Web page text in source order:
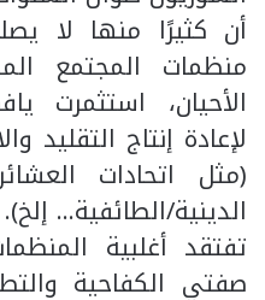
أن كثيرًا منها لا
منظمات المجتمع
الأحيان، استثمرت
لإعادة إنتاج التقليد
(مثل اتحادات
الدينية/الطائفية… إلخ).
تفتقد أغلبية
صفتي الكفاحية